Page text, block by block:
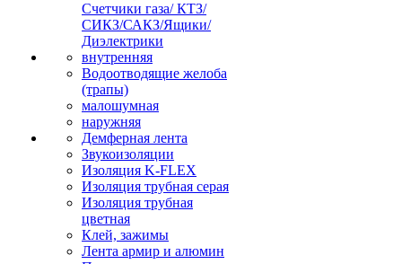
Счетчики газа/ КТЗ/
СИКЗ/САКЗ/Ящики/
Диэлектрики
внутренняя
Водоотводящие желоба
(трапы)
малошумная
наружняя
Демферная лента
Звукоизоляции
Изоляция K-FLEX
Изоляция трубная серая
Изоляция трубная
цветная
Клей, зажимы
Лента армир и алюмин